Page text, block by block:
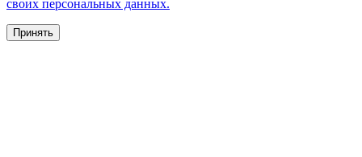
своих персональных данных.
Принять